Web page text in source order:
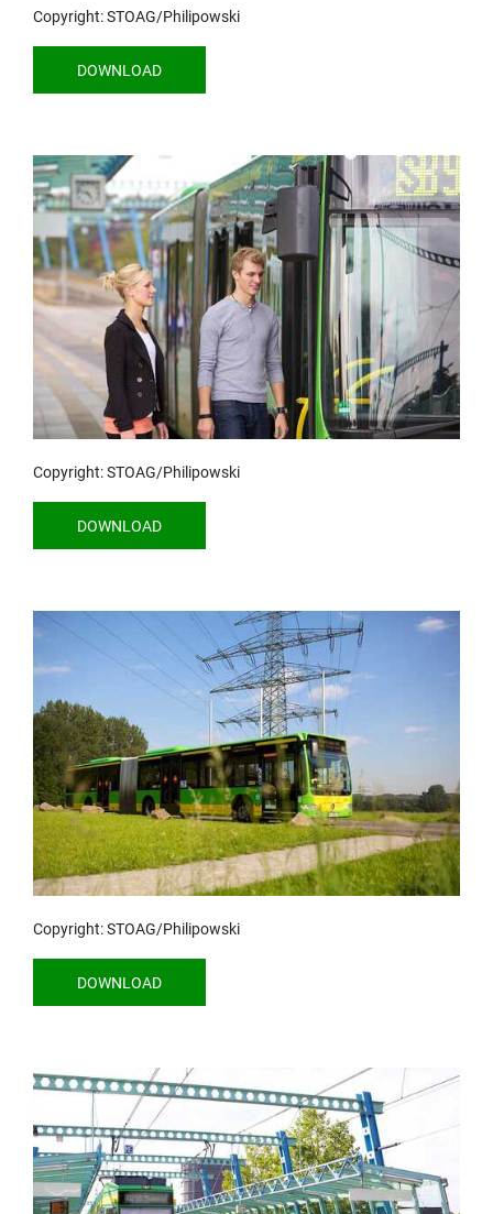
Copyright: STOAG/Philipowski
DOWNLOAD
Copyright: STOAG/Philipowski
DOWNLOAD
Copyright: STOAG/Philipowski
DOWNLOAD